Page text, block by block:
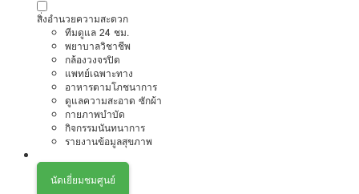
สิ่งอำนวยความสะดวก
ทีมดูแล 24 ชม.
พยาบาลวิชาชีพ
กล้องวงจรปิด
แพทย์เฉพาะทาง
อาหารตามโภชนาการ
ดูแลความสะอาด ซักผ้า
กายภาพบำบัด
กิจกรรมนันทนาการ
รายงานข้อมูลสุขภาพ
นัดเยี่ยมชมศูนย์